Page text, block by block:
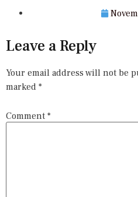
Leave a Reply
Your email address will not be
marked *
Comment *